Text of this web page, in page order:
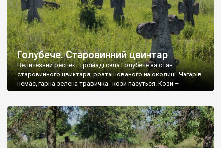
Голубече. Старовинний цвинтар
Величезний респект громаді села Голубече за стан
старовинного цвинтаря, розташованого на околиці. Чагарів
немає, гарна зелена травичка і кози пасуться. Кози –
найкращий регулятор шкідливої, для старих кладовищ,
бруньками, кози ті бруньки обгризають, бо то улюблений
делікатес. На цвинтарі у Голубечому ціла колекція
різноманітних форм хрестів. Село відносно невелике, […]